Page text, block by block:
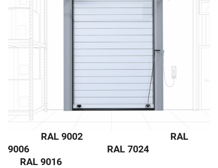
RAL 9002
RAL
9006
RAL 7024
RAL 9016